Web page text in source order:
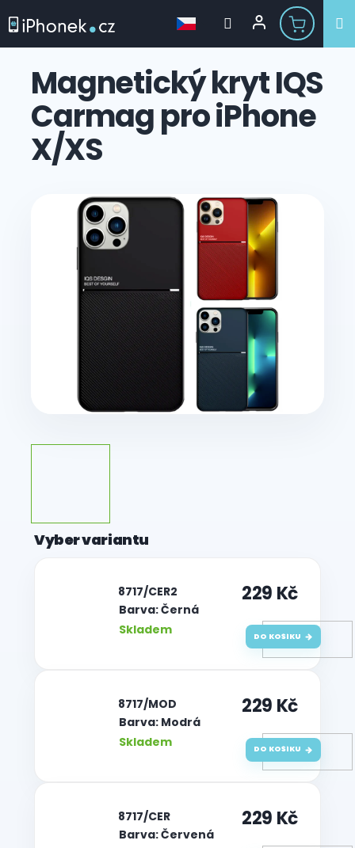
Magnetický kryt IQS
Carmag pro iPhone
X/XS
Barva: Černá
Skladem
| 8717/CER2 229 Kč
DO KOŠÍKU
Barva: Modrá
Skladem
| 8717/MOD 229 Kč
DO KOŠÍKU
Barva: Červená
| 8717/CER 229 Kč